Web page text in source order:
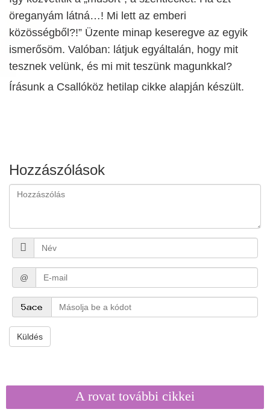
öreganyám látná…! Mi lett az emberi
közösségből?!” Üzente minap keseregve az egyik
ismerősöm. Valóban: látjuk egyáltalán, hogy mit
tesznek velünk, és mi mit teszünk magunkkal?
Írásunk a Csallóköz hetilap cikke alapján készült.
Hozzászólások
@
Küldés
A rovat további cikkei